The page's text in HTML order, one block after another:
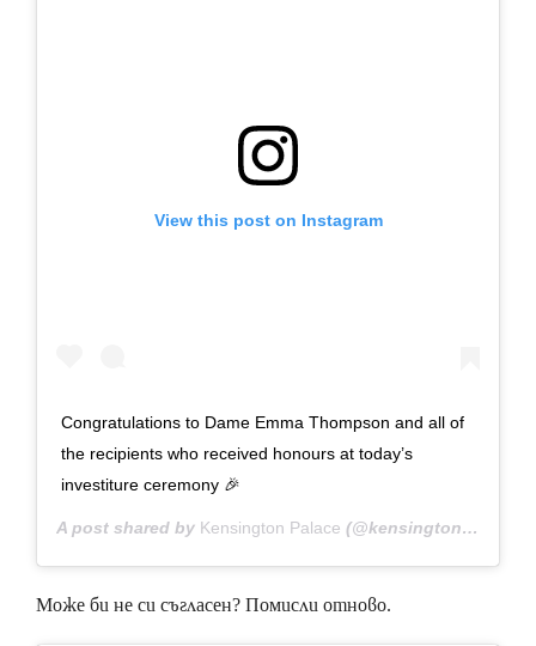
View this post on Instagram
Congratulations to Dame Emma Thompson and all of
the recipients who received honours at today’s
investiture ceremony 🎉
A post shared by Kensington Palace (@kensingtonroyal) on
Може би не си съгласен? Помисли отново.